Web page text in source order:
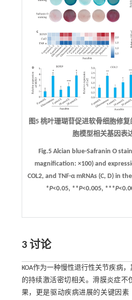
图5 桃叶珊瑚苷促进软骨细胞修
胞模型相关基因表
Fig.5 Alcian blue-Safranin O
magnification: ×100) and
COL2, and TNF-α mRNAs (C, D) in
*P<0.05, **P<0.005, ***P
3 讨论
KOA作为一种慢性退行性关节疾病
的持续激活密切相关。滑膜炎症不
果，更是驱动疾病进展的关键因素